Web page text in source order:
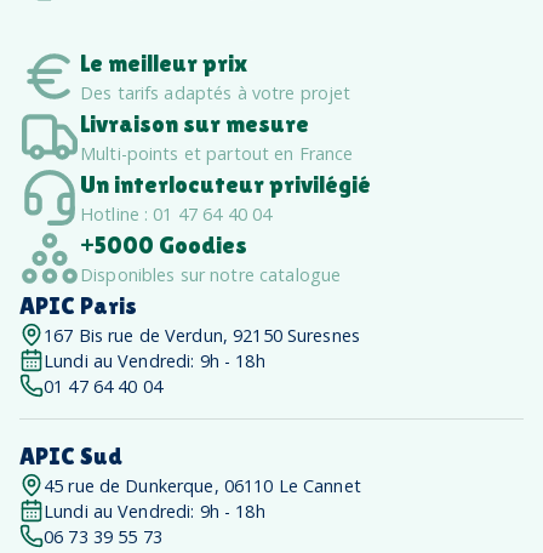
Le meilleur prix
Des tarifs adaptés à votre projet
Livraison sur mesure
Multi-points et partout en France
Un interlocuteur privilégié
Hotline : 01 47 64 40 04
+5000 Goodies
Disponibles sur notre catalogue
APIC Paris
167 Bis rue de Verdun, 92150 Suresnes
Lundi au Vendredi: 9h - 18h
01 47 64 40 04
APIC Sud
45 rue de Dunkerque, 06110 Le Cannet
Lundi au Vendredi: 9h - 18h
06 73 39 55 73